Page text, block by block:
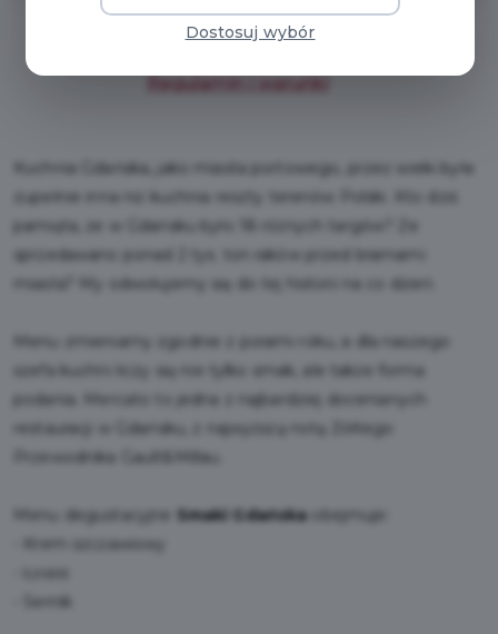
Regulamin i warunki
Kuchnia Gdańska, jako miasta portowego, przez wieki była
zupełnie inna niż kuchnia reszty terenów Polski. Kto dziś
pamięta, że w Gdańsku było 18 różnych targów? Że
sprzedawano ponad 2 tys. ton raków przed bramami
miasta? My odwołujemy się do tej historii na co dzień.
Menu zmieniamy zgodnie z porami roku, a dla naszego
szefa kuchni liczy się nie tylko smak, ale także forma
podania. Mercato to jedna z najbardziej docenianych
restauracji w Gdańsku, z najwyższą notą Żółtego
Przewodnika Gault&Millau.
Menu degustacyjne Smaki Gdańskaobejmuje:
- Krem szczawiowy
- Sernik
Dostosuj wybór